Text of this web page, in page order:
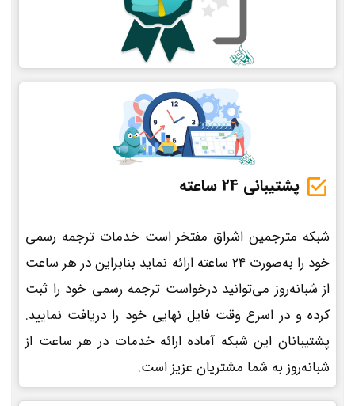
پشتیبانی 24 ساعته
شبکه مترجمین اشراق مفتخر است خدمات ترجمه رسمی
خود را به‌صورت 24 ساعته ارائه نماید بنابراین در هر ساعت
از شبانه‌روز می‌توانید درخواست ترجمه رسمی خود را ثبت
کرده و در اسرع وقت فایل نهایی خود را دریافت نمایید.
پشتیبانان این شبکه آماده ارائه خدمات در هر ساعت از
شبانه‌روز به شما مشتریان عزیز است.